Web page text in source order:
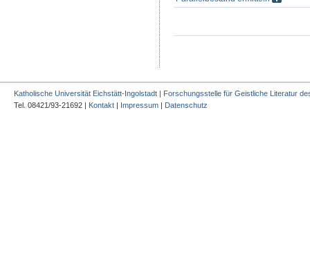
Katholische Universität Eichstätt-Ingolstadt | Forschungsstelle für Geistliche Literatur
Tel. 08421/93-21692 | Kontakt | Impressum | Datenschutz